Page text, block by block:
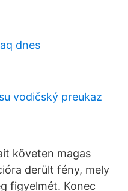
dnes
vodičský preukaz
követen magas
derült fény, mely
figyelmét. Konec